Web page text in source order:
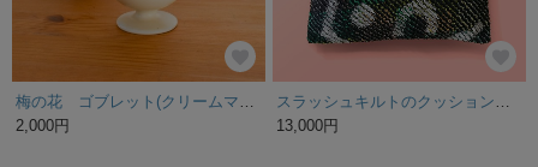
2,000円
13,000円